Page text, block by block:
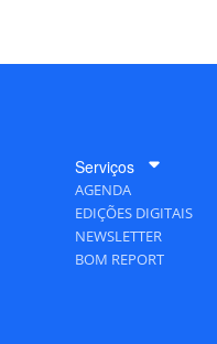
Serviços
AGENDA
EDIÇÕES DIGITAIS
NEWSLETTER
BOM REPORT